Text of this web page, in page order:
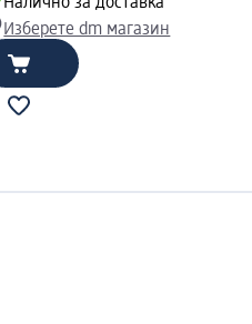
Изберете dm магазин